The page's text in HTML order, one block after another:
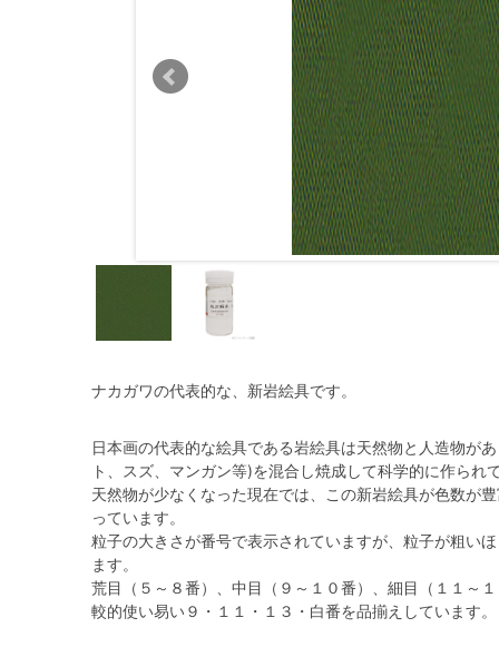
ナカガワの代表的な、新岩絵具です。
日本画の代表的な絵具である岩絵具は天然物と人造物が
ト、スズ、マンガン等)を混合し焼成して科学的に作られ
天然物が少なくなった現在では、この新岩絵具が色数が
っています。
粒子の大きさが番号で表示されていますが、粒子が粗い
ます。
荒目（５～８番）、中目（９～１０番）、細目（１１～
較的使い易い９・１１・１３・白番を品揃えしています。